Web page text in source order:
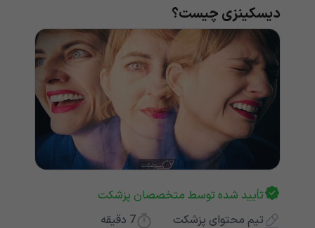
دیسکینزی چیست؟
تأیید شده توسط متخصصان پزشکت
تیم محتوای پزشکت
7 دقیقه